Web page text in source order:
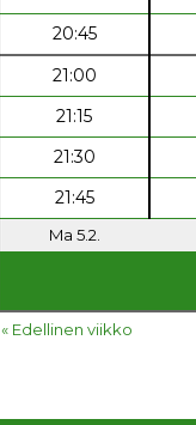
20:45
21:00
21:15
21:30
21:45
Ma 5.2.
« Edellinen viikko